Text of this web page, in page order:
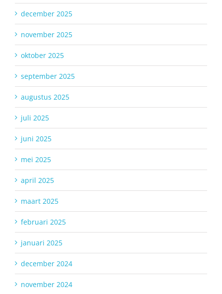
december 2025
november 2025
oktober 2025
september 2025
augustus 2025
juli 2025
juni 2025
mei 2025
april 2025
maart 2025
februari 2025
januari 2025
december 2024
november 2024